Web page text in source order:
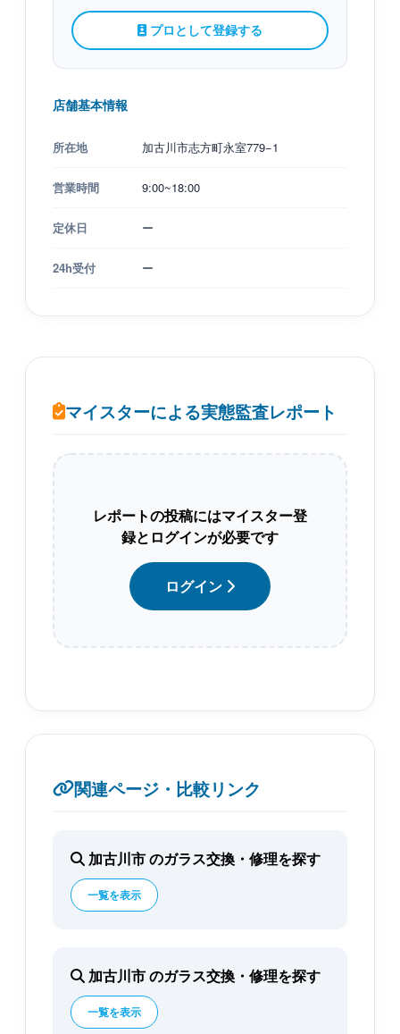
プロとして登録する
店舗基本情報
所在地 加古川市志方町永室779−1
営業時間 9:00~18:00
定休日 ー
24h受付 ー
マイスターによる実態監査レポート
レポートの投稿にはマイスター登
録とログインが必要です
ログイン
関連ページ・比較リンク
加古川市 のガラス交換・修理を探す
一覧を表示
加古川市 のガラス交換・修理を探す
一覧を表示